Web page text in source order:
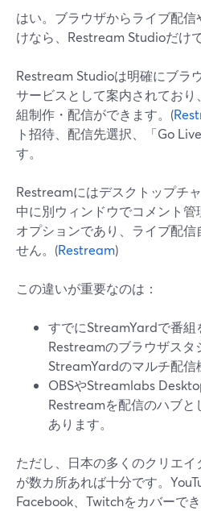
はい。ブラウザからライブ配
けなら、Restream Studioだけ
Restream Studioは明確にブラ
サービスとして案内されてお
組制作・配信ができます。(
ト招待、配信先選択、「Go
す。
Restreamにはデスクトップチ
中に別ウィンドウでコメント
オプションであり、ライブ配信
せん。(Restream)
この違いが重要なのは：
すでにStreamYardで番組
Restreamのブラウザスタ
StreamYardのマルチ配信
OBSやStreamlabs
Restreamを配信のハブ
あります。
ただし、日本の多くのクリエ
が数カ所あれば十分です。
Facebook、Twitchをカバーで